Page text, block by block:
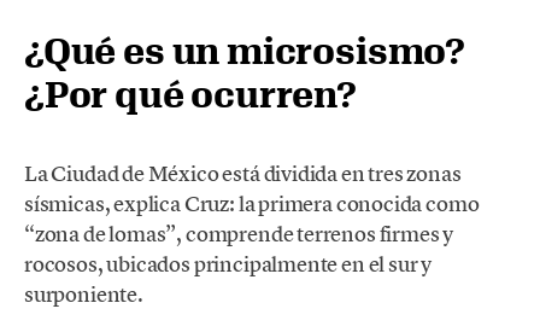
¿Qué es un microsismo?
¿Por qué ocurren?
La Ciudad de México está dividida en tres zonas
sísmicas, explica Cruz: la primera conocida como
“zona de lomas”, comprende terrenos firmes y
rocosos, ubicados principalmente en el sur y
surponiente.